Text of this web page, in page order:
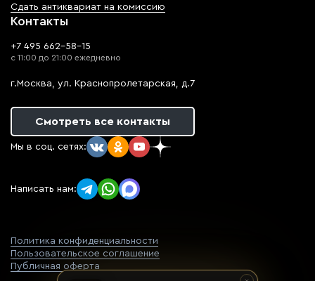
Сдать антиквариат на комиссию
Контакты
+7 495 662-58-15
с 11:00 до 21:00 ежедневно
г.Москва, ул. Краснопролетарская, д.7
Смотреть все контакты
Мы в соц. сетях:
Написать нам:
Политика конфиденциальности
Пользовательское соглашение
Публичная оферта